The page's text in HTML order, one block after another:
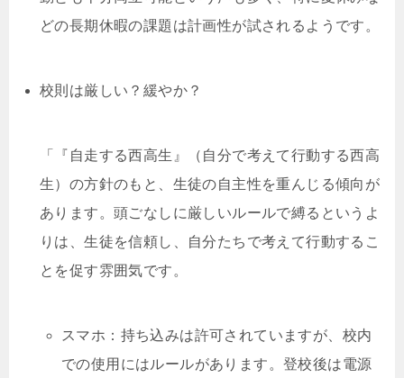
どの長期休暇の課題は計画性が試されるようです。
校則は厳しい？緩やか？
「『自走する西高生』（自分で考えて行動する西高
生）の方針のもと、生徒の自主性を重んじる傾向が
あります。頭ごなしに厳しいルールで縛るというよ
りは、生徒を信頼し、自分たちで考えて行動するこ
とを促す雰囲気です。
スマホ：持ち込みは許可されていますが、校内
での使用にはルールがあります。登校後は電源